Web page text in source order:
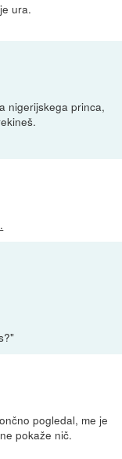
ura.
nigerijskega princa,
pogledal, me je
pokaže nič.